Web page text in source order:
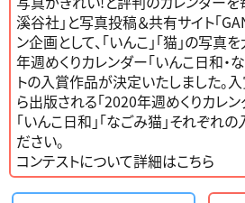
溪谷社」と写真投稿＆共有サイト「
ン企画として、「いんこ」「猫」の写
年週めくりカレンダー「いんこ日和・
トの入賞作品が決定いたしました。
ら出版される「2020年週めくりカレン
「いんこ日和」「なごみ猫」それぞれ
ださい。
コンテストについて詳細はこちら